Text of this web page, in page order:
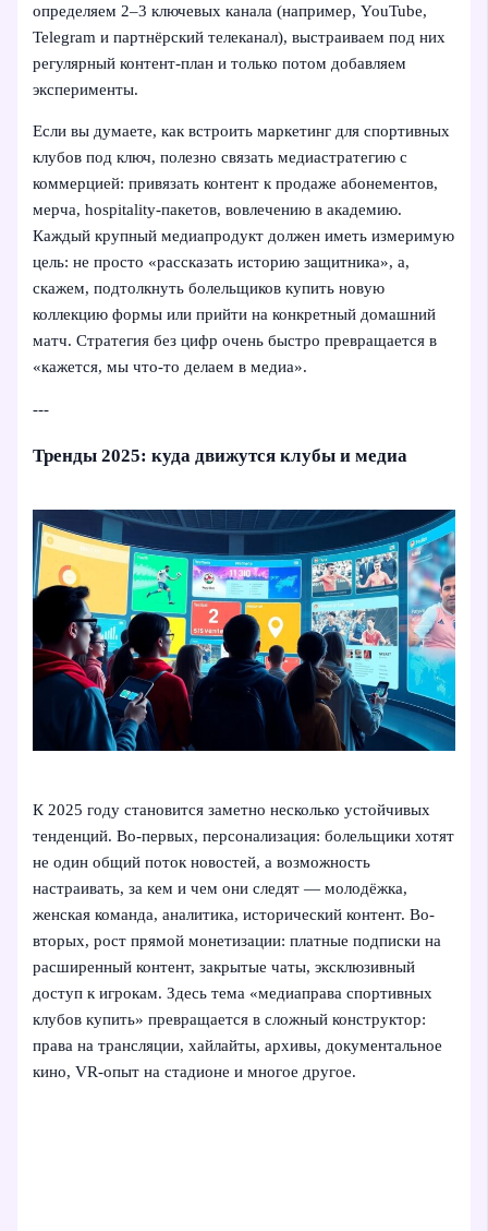
определяем 2–3 ключевых канала (например, YouTube,
Telegram и партнёрский телеканал), выстраиваем под них
регулярный контент-план и только потом добавляем
эксперименты.
Если вы думаете, как встроить маркетинг для спортивных
клубов под ключ, полезно связать медиастратегию с
коммерцией: привязать контент к продаже абонементов,
мерча, hospitality-пакетов, вовлечению в академию.
Каждый крупный медиапродукт должен иметь измеримую
цель: не просто «рассказать историю защитника», а,
скажем, подтолкнуть болельщиков купить новую
коллекцию формы или прийти на конкретный домашний
матч. Стратегия без цифр очень быстро превращается в
«кажется, мы что-то делаем в медиа».
---
Тренды 2025: куда движутся клубы и медиа
К 2025 году становится заметно несколько устойчивых
тенденций. Во-первых, персонализация: болельщики хотят
не один общий поток новостей, а возможность
настраивать, за кем и чем они следят — молодёжка,
женская команда, аналитика, исторический контент. Во-
вторых, рост прямой монетизации: платные подписки на
расширенный контент, закрытые чаты, эксклюзивный
доступ к игрокам. Здесь тема «медиаправа спортивных
клубов купить» превращается в сложный конструктор:
права на трансляции, хайлайты, архивы, документальное
кино, VR-опыт на стадионе и многое другое.